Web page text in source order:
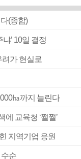
(종합)
’ 10일 결정
려가 현실로
㏊까지 늘린다
교육청 ‘쩔쩔’
지역기업 응원
순